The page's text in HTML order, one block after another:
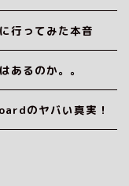
行ってみた本音
あるのか。。
のヤバい真実！